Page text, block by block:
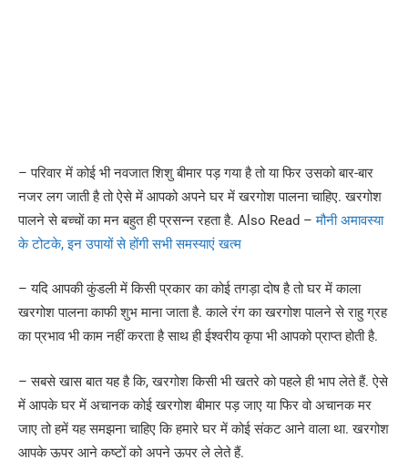
– परिवार में कोई भी नवजात शिशु बीमार पड़ गया है तो या फिर उसको बार-बार
नजर लग जाती है तो ऐसे में आपको अपने घर में खरगोश पालना चाहिए. खरगोश
पालने से बच्चों का मन बहुत ही प्रसन्न रहता है. Also Read –मौनी अमावस्या
के टोटके, इन उपायों से होंगी सभी समस्याएं खत्म
– यदि आपकी कुंडली में किसी प्रकार का कोई तगड़ा दोष है तो घर में काला
खरगोश पालना काफी शुभ माना जाता है. काले रंग का खरगोश पालने से राहु ग्रह
का प्रभाव भी काम नहीं करता है साथ ही ईश्वरीय कृपा भी आपको प्राप्त होती है.
– सबसे खास बात यह है कि, खरगोश किसी भी खतरे को पहले ही भाप लेते हैं. ऐसे
में आपके घर में अचानक कोई खरगोश बीमार पड़ जाए या फिर वो अचानक मर
जाए तो हमें यह समझना चाहिए कि हमारे घर में कोई संकट आने वाला था. खरगोश
आपके ऊपर आने कष्टों को अपने ऊपर ले लेते हैं.